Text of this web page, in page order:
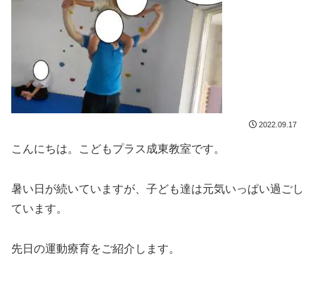
2022.09.17
こんにちは。こどもプラス成東教室です。
暑い日が続いていますが、子ども達は元気いっぱい過ごし
ています。
先日の運動療育をご紹介します。